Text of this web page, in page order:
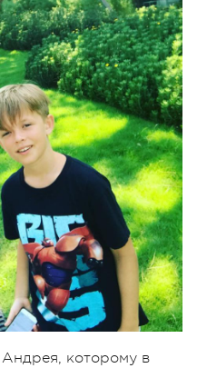
которому в